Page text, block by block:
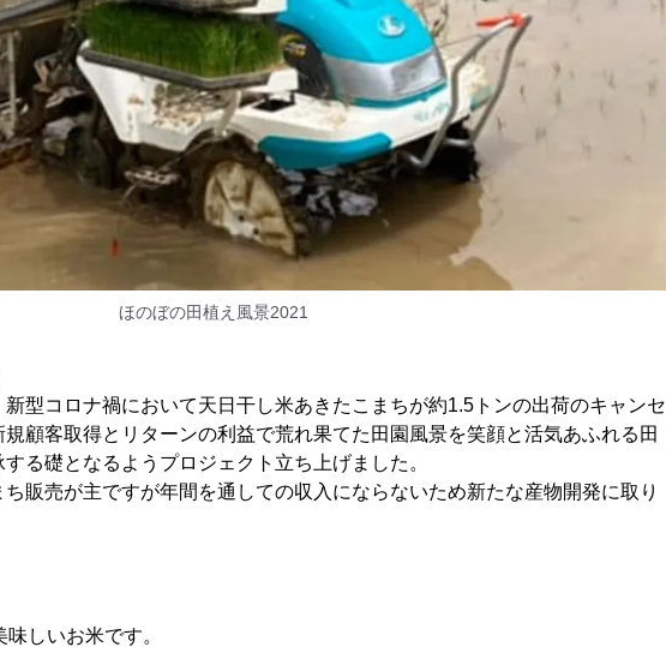
ほのぼの田植え風景2021
型コロナ禍において天日干し米あきたこまちが約1.5トンの出荷のキャンセ
顧客取得とリターンの利益で荒れ果てた田園風景を笑顔と活気あふれる田
る礎となるようプロジェクト立ち上げました。
販売が主ですが年間を通しての収入にならないため新たな産物開発に取り
しいお米です。